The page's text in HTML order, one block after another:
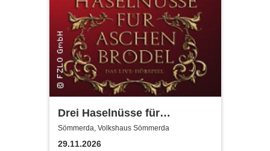
Drei Haselnüsse für
Aschenbrödel - Das Live-
Hörspiel mit Thomas Nicolai
Sömmerda, Volkshaus Sömmerda
29.11.2026